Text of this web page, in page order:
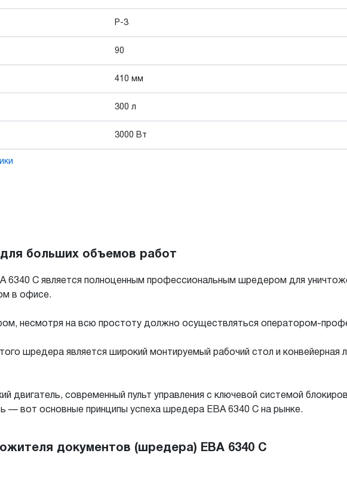
P-3
90
410 мм
300 л
3000 Вт
больших объемов работ
6340 C является полноценным профессиональным шредером для
в офисе.
несмотря на всю простоту должно осуществляться оператором-
шредера является широкий монтируемый рабочий стол и конвейерная
двигатель, современный пульт управления с ключевой системой
— вот основные принципы успеха шредера EBA 6340 C на рынке.
документов (шредера) EBA 6340 C